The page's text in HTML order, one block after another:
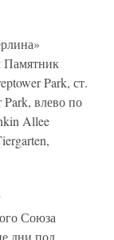
Памятник
Park, ст.
Park, влево по
Allee
Союза
дни под